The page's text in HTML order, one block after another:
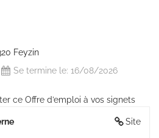
Feyzin
Se termine le: 16/08/2026
ce Offre d’emploi à vos signets
Site